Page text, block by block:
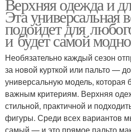
Верхняя одежда и
Эта универсальная
подойдет для
и будет самой
Необязательно каждый сезон
за новой курткой или пальто —
универсальную модель, которая
важным критериям. Верхняя
стильной, практичной и
фигуры. Среди всех вариантов